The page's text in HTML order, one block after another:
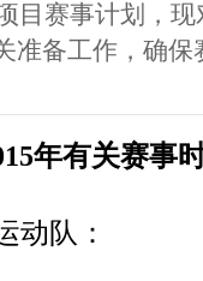
目赛事计划，
准备工作，确
年有关赛事
队：